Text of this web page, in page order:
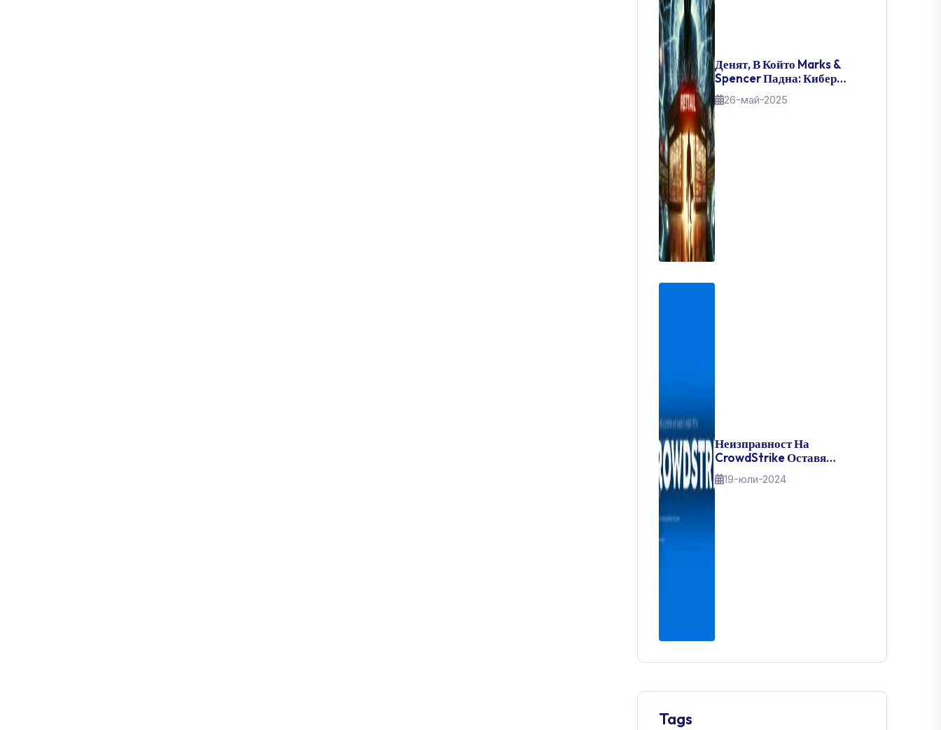
Денят, В Който Marks &
Spencer Падна: Кибер
Катастрофата, Разтърсила
Търговията
26-май-2025
Неизправност На
CrowdStrike Оставя
Милиони Потребители На
Windows Блокирани С
19-юли-2024
Tags